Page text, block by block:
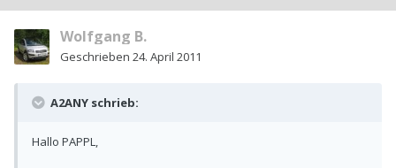
Wolfgang B.
Geschrieben 24. April 2011
A2ANY schrieb:
Hallo PAPPL,